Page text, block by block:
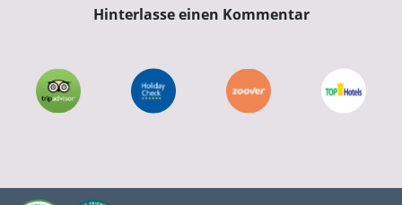
Hinterlasse einen Kommentar